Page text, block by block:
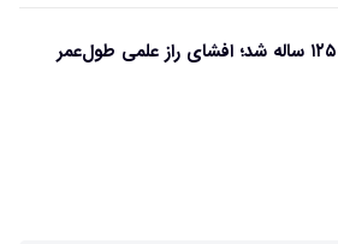
قدیمی‌ترین لامپ جهان ۱۲۵ ساله شد؛ افشای راز علمی طول‌عمر